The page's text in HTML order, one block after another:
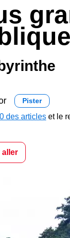
Pister
des articles et le
aller